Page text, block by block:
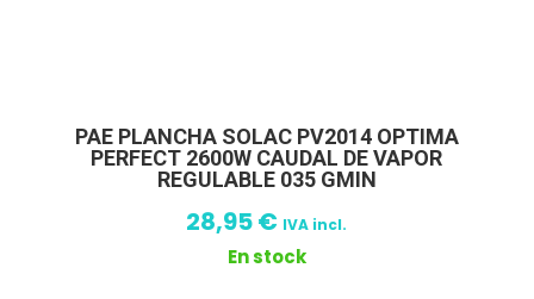
PAE PLANCHA SOLAC PV2014 OPTIMA
PERFECT 2600W CAUDAL DE VAPOR
REGULABLE 035 GMIN
28,95€ IVA incl.
En stock